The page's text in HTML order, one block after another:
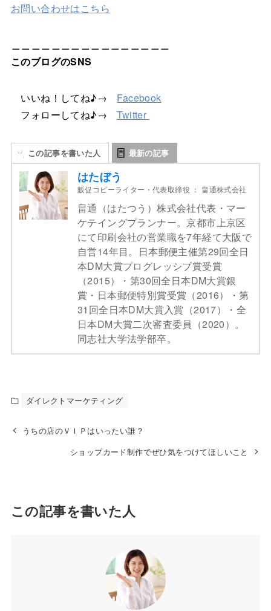
お問い合わせはこちら
このブログのSNS
いいね！してね♪→ Facebook
フォローしてね♪→Twitter
この記事を書いた人 最新の記事
はたぼう
販促コピーライター・代表取締役 ： 畠通株式会社
畠通（はたつう）株式会社代表・マー
ケテイングプランナー。京都市上京区
にて印刷会社の営業職を7年経て大阪で
自営14年目。日本郵便主催第29回全日
本DM大賞プログレッシブ賞受賞
（2015）・第30回全日本DM大賞銀
賞・日本郵便特別賞受賞（2016）・第
31回全日本DM大賞入賞（2017）・全
日本DM大賞二次審査委員（2020）。
同志社大学法学部卒。
ダイレクトマーケティング
うちの店のＶＩＰはいったい誰？
ショップカード制作でぜひ気をつけてほしいこと
この記事を書いた人